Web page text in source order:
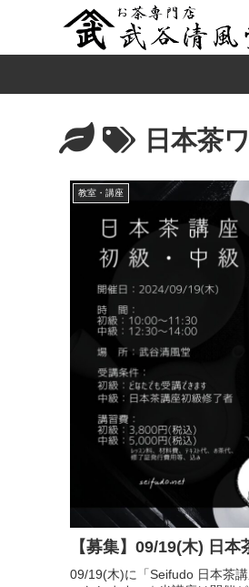
日本茶
教室・講座
【募集】09/19(木) 日
09/19(木)に「Seifudo 日本茶